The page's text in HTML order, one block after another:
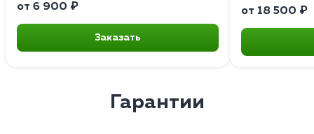
от 6 900 ₽
Заказать
от 18 500 ₽
Гарантии